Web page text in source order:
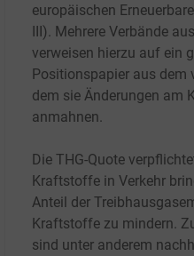
europäischen
III). Mehrere Verbände
verweisen hierzu auf ein
Positionspapier aus dem
dem sie Änderungen am
anmahnen.
Die THG-Quote
Kraftstoffe in Verkehr
Anteil der
Kraftstoffe zu mindern.
sind unter anderem